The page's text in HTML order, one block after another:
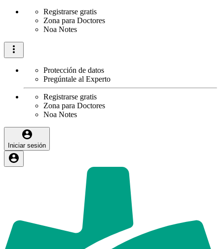
Registrarse gratis
Zona para Doctores
Noa Notes
Protección de datos
Pregúntale al Experto
Registrarse gratis
Zona para Doctores
Noa Notes
Iniciar sesión